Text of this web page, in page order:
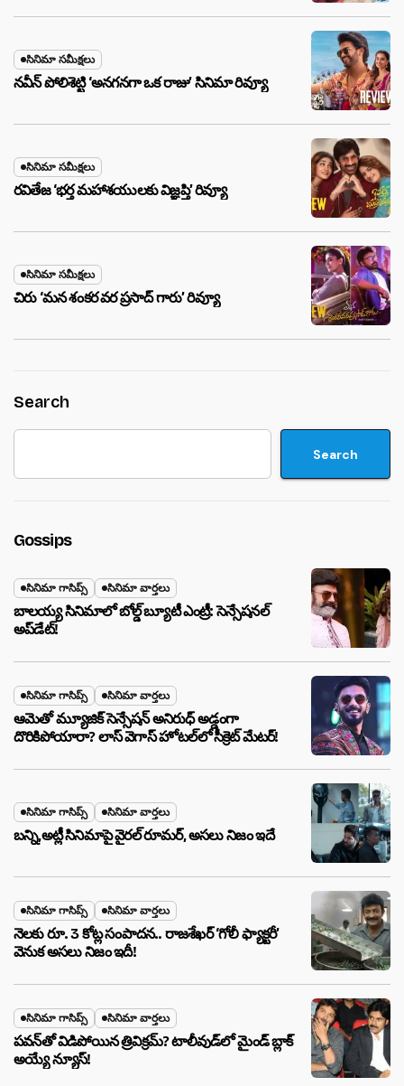
సినిమా సమీక్షలు
నవీన్ పోలిశెట్టి ‘అనగనగా ఒక రాజు’ సినిమా రివ్యూ
సినిమా సమీక్షలు
రవితేజ ‘భర్త మహాశయులకు విజ్ఞప్తి’ రివ్యూ
సినిమా సమీక్షలు
చిరు ‘మ‌న శంక‌ర వ‌ర ప్ర‌సాద్ గారు’ రివ్యూ
Search
Search
Gossips
సినిమా గాసిప్స్ సినిమా వార్తలు
బాలయ్య సినిమాలో బోల్డ్ బ్యూటీ ఎంట్రీ: సెన్సేషనల్
అప్‌డేట్!
సినిమా గాసిప్స్ సినిమా వార్తలు
ఆమెతో మ్యూజిక్ సెన్సేషన్ అనిరుధ్ అడ్డంగా
దొరికిపోయారా? లాస్ వెగాస్ హోటల్‌లో సీక్రెట్ మేటర్!
సినిమా గాసిప్స్ సినిమా వార్తలు
బన్ని,అట్లీ సినిమాపై వైరల్ రూమర్, అసలు నిజం ఇదే
సినిమా గాసిప్స్ సినిమా వార్తలు
నెలకు రూ. 3 కోట్ల సంపాదన.. రాజశేఖర్ ‘గోలీ ఫ్యాక్టరీ’
వెనుక అసలు నిజం ఇదీ!
సినిమా గాసిప్స్ సినిమా వార్తలు
పవన్‌తో విడిపోయిన త్రివిక్రమ్? టాలీవుడ్‌లో మైండ్ బ్లాక్
అయ్యే న్యూస్!